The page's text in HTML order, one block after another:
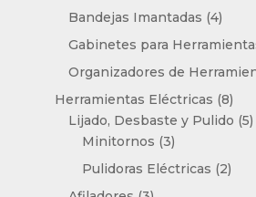
Bandejas Imantadas 44
Gabinetes para
Organizadores de
Herramientas Eléctricas 88
Lijado, Desbaste y Pulido 55
Minitornos 33
productos
Pulidoras Eléctricas 22